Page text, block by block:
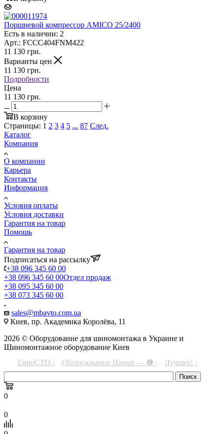
Поршневой компрессор AMICO 25/2400
Есть в наличии: 2
Арт.: FCCC404FNM422
11 130 грн.
Варианты цен
11 130 грн.
Подробности
Цена
11 130 грн.
В корзину
Страницы: 1 2 3 4 5 ... 87 След.
Каталог
Компания
О компании
Карьера
Контакты
Информация
Условия оплаты
Условия доставки
Гарантия на товар
Помощь
Гарантия на товар
Подписаться на рассылку
+38 096 345 60 00
+38 096 345 60 00Отдел продаж
+38 095 345 60 00
+38 073 345 60 00
sales@mbavto.com.ua
Киев, пр. Академика Королёва, 11
2026 © Оборудование для шиномонтажа в Украине и
Шиномонтажное оборудование Киев
ЕвроСТО ›
Оборудование Номер — ❶ › Лучшее! ›
0
0